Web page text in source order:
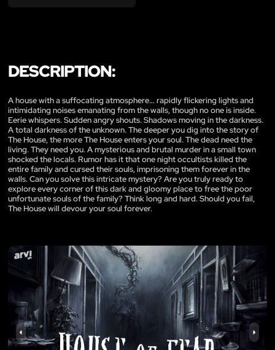
DESCRIPTION:
A house with a suffocating atmosphere… rapidly flickering lights and
intimidating noises emanating from the walls, though no one is inside.
Eerie whispers. Sudden angry shouts. Shadows moving in the darkness.
A total darkness of the unknown. The deeper you dig into the story of
The House, the more The House enters your soul. The dead need the
living. They need you. A mysterious and brutal murder in a small town
shocked the locals. Rumor has it that one night occultists killed the
entire family and cursed their souls, imprisoning them forever in the
walls. Can you solve this intricate mystery? Are you truly ready to
explore every corner of this dark and gloomy place to free the poor
unfortunate souls of the family? Think long and hard. Should you fail,
The House will devour your soul forever.